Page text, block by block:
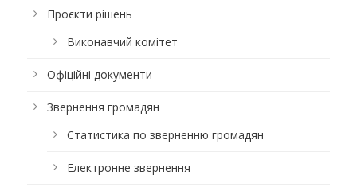
Проєкти рішень
Виконавчий комітет
Офіційні документи
Звернення громадян
Статистика по зверненню громадян
Електронне звернення